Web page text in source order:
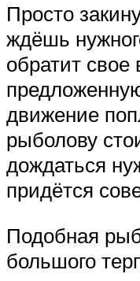
Просто
ждёшь
обратит
движение
рыболову
дождаться
придётся
Подобная
большого